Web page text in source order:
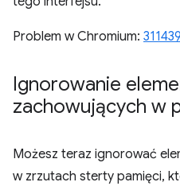
Problem w Chromium:
Ignorowanie
zachowujących w
Możesz teraz ignorować
w zrzutach sterty pamięci,